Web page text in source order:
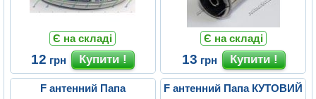
Є на складі
12 грн
Є на складі
13 грн
F антенний Папа F антенний Папа КУТОВИЙ